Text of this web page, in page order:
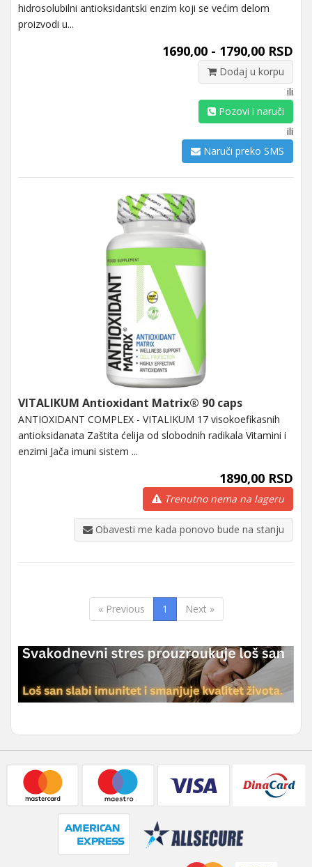
hidrosolubilni antioksidantski enzim koji se većim delom
proizvodi u...
1690,00 - 1790,00 RSD
Dodaj u korpu
ili
Pozovi i naruči
ili
Naruči preko SMS
VITALIKUM Antioxidant Matrix® 90 caps
ANTIOXIDANT COMPLEX - VITALIKUM 17 visokoefikasnih
antioksidanata Zaštita ćelija od slobodnih radikala Vitamini i
enzimi Jača imuni sistem ...
1890,00 RSD
Trenutno nema na lageru
Obavesti me kada ponovo bude na stanju
« Previous 1 Next »